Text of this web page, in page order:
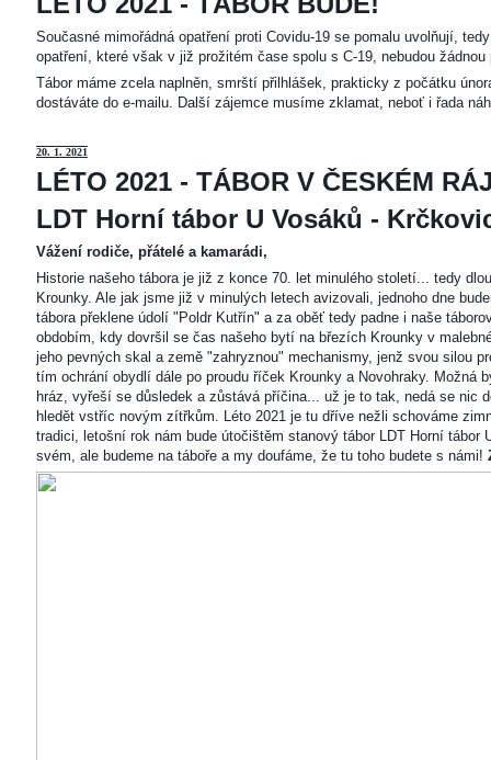
Současné mimořádná opatření proti Covidu-19 se pomalu uvolňují,
opatření, které však v již prožitém čase spolu s C-19, nebudou žádnou
Tábor máme zcela naplněn, smrští přilhlášek, prakticky z počátku
dostáváte do e-mailu. Další zájemce musíme zklamat, neboť i řada
20. 1. 2021
LÉTO 2021 - TÁBOR V ČESKÉM
LDT Horní tábor U Vosáků -
Vážení rodiče, přátelé a kamarádi,
Historie našeho tábora je již z konce 70. let minulého století... tedy
Krounky. Ale jak jsme již v minulých letech avizovali, jednoho dne
tábora překlene údolí "Poldr Kutřín" a za oběť tedy padne i naše
obdobím, kdy dovršil se čas našeho bytí na březích Krounky v
jeho pevných skal a země "zahryznou" mechanismy, jenž svou silou
tím ochrání obydlí dále po proudu říček Krounky a Novohraky. Možná
hráz, vyřeší se důsledek a zůstává příčina... už je to tak, nedá se nic
hledět vstříc novým zítřkům. Léto 2021 je tu dříve nežli schováme
tradici, letošní rok nám bude útočištěm stanový tábor LDT Horní tábor
svém, ale budeme na táboře a my doufáme, že tu toho budete s námi!